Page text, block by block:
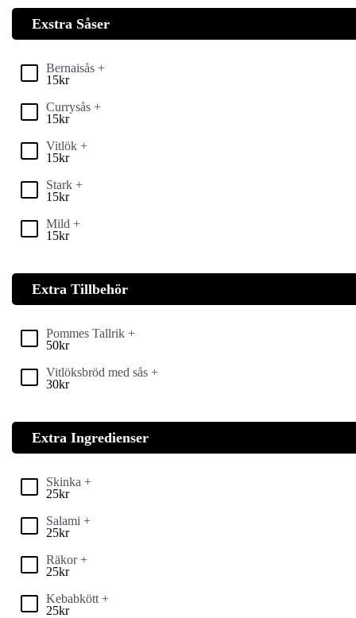
Exstra Såser
Bernaisås +
15kr
Currysås +
15kr
Vitlök +
15kr
Stark +
15kr
Mild +
15kr
Extra Tillbehör
Pommes Tallrik +
50kr
Vitlöksbröd med sås +
30kr
Extra Ingredienser
Skinka +
25kr
Salami +
25kr
Räkor +
25kr
Kebabkött +
25kr